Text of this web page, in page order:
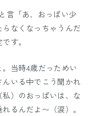
言「あ、おっぱい少
なくなっちゃうんだ
す。
当時4歳だっためい
いる中でこう聞かれ
）のおっぱいは、な
るんだよ〜（涙）。